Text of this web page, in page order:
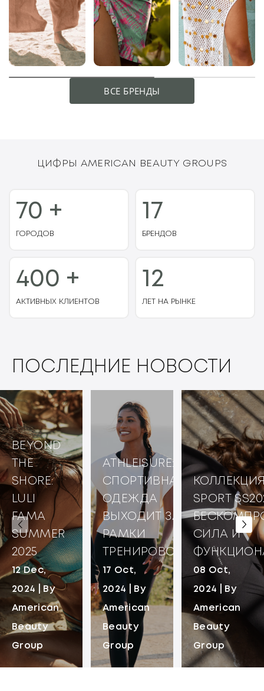
ВСЕ БРЕНДЫ
ЦИФРЫ AMERICAN BEAUTY GROUPS
70 +
ГОРОДОВ
17
БРЕНДОВ
400 +
АКТИВНЫХ КЛИЕНТОВ
12
ЛЕТ НА РЫНКЕ
ПОСЛЕДНИЕ НОВОСТИ
BEYOND
THE
SHORE:
LULI
FAMA
SUMMER
2025
12 Dec,
2024 | By
American
Beauty
Group
ATHLEISURE:
СПОРТИВНАЯ
ОДЕЖДА
ВЫХОДИТ ЗА
РАМКИ
ТРЕНИРОВОК
17 Oct,
2024 | By
American
Beauty
Group
КОЛЛЕКЦИЯ
SPORT
СИЛА И
08 Oct,
2024 | By
American
Beauty
Group